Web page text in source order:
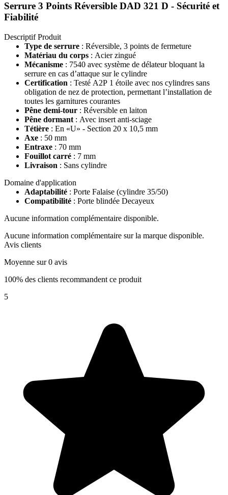
Serrure 3 Points Réversible DAD 321 D - Sécurité et
Fiabilité
Descriptif Produit
Type de serrure : Réversible, 3 points de fermeture
Matériau du corps : Acier zingué
Mécanisme : 7540 avec système de délateur bloquant la
serrure en cas d’attaque sur le cylindre
Certification : Testé A2P 1 étoile avec nos cylindres sans
obligation de nez de protection, permettant l’installation de
toutes les garnitures courantes
Pêne demi-tour : Réversible en laiton
Pêne dormant : Avec insert anti-sciage
Tétière : En «U» - Section 20 x 10,5 mm
Axe : 50 mm
Entraxe : 70 mm
Fouillot carré : 7 mm
Livraison : Sans cylindre
Domaine d'application
Adaptabilité : Porte Falaise (cylindre 35/50)
Compatibilité : Porte blindée Decayeux
Aucune information complémentaire disponible.
Aucune information complémentaire sur la marque disponible.
Avis clients
Moyenne sur 0 avis
100% des clients recommandent ce produit
5